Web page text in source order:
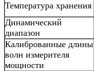
Температура хранения
Динамический
диапазон
Калиброванные длины
волн измерителя
мощности